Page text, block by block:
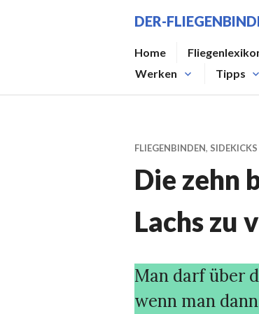
DER-
Home
Werken
Tipps
FLIEGENBINDEN, SIDEKICKS
Die zehn
Lachs zu
Man darf über
wenn man